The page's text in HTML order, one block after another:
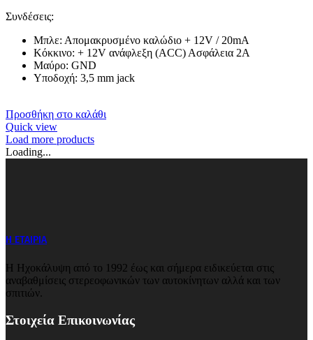
Συνδέσεις:
Μπλε: Απομακρυσμένο καλώδιο + 12V / 20mA
Κόκκινο: + 12V ανάφλεξη (ACC) Ασφάλεια 2Α
Μαύρο: GND
Υποδοχή: 3,5 mm jack
Προσθήκη στο καλάθι
Quick view
Load more products
Loading...
Η ΕΤΑΙΡΙΑ
Η Ηχοκάλυψη από το 1992 έως και σήμερα ειδικεύεται στις
αναβαθμίσεις στερεοφωνικών των αυτοκίνητων αλλά και των
σπιτιών.
Στοιχεία Επικοινωνίας